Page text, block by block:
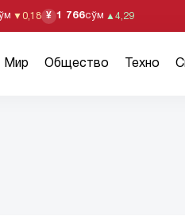
▼ 0,18 ¥ 1 766сўм ▲ 4,29
Мир Общество Техно